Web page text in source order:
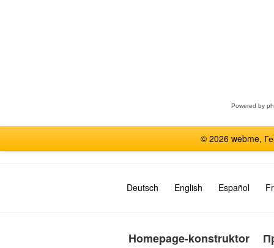
Powered by
© 2026 webme,
Deutsch English Español
Homepage-konstruktor